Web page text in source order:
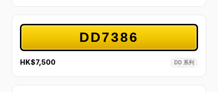
DD7386
HK$7,500 DD 系列